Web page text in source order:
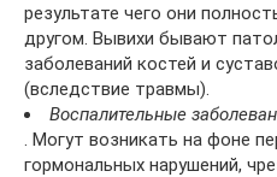
результате чего они
другом. Вывихи бывают
заболеваний костей и
(вследствие травмы).
Воспалительные
. Могут возникать на фоне
гормональных нарушений,